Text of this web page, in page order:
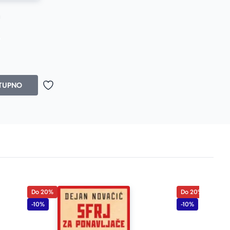
ocena je 4.6 od 5
Dodaj u omiljene
Do 20%
-10%
Do 20%
-10%